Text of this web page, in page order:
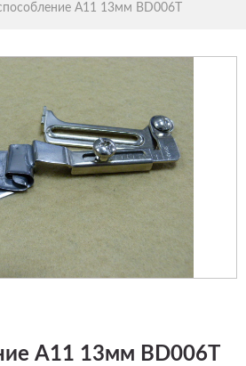
А11 13мм BD006T
А11 13мм BD006T